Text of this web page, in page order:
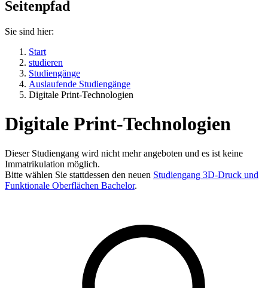
Seitenpfad
Sie sind hier:
Start
studieren
Studiengänge
Auslaufende Studiengänge
Digitale Print-Technologien
Digitale Print-Technologien
Dieser Studiengang wird nicht mehr angeboten und es ist keine
Immatrikulation möglich.
Bitte wählen Sie stattdessen den neuen Studiengang 3D-Druck und
Funktionale Oberflächen Bachelor.